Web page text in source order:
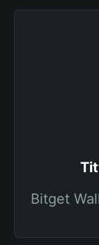
Bitget